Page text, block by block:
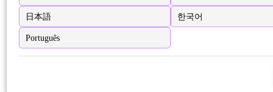
日本語 한국어
Português